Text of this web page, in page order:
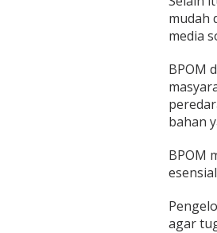
mudah
media
BPOM
bahan
BPOM
agar